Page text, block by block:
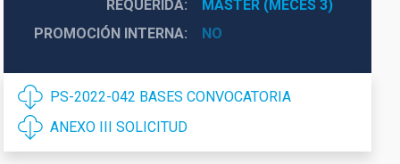
REQUERIDA
MÁSTER (MECES 3)
PROMOCIÓN INTERNA
NO
PS-2022-042 BASES CONVOCATORIA
ANEXO III SOLICITUD